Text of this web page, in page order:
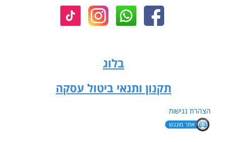
בלוג
תקנון ותנאי ביטול עסקה
הצהרת נגישות